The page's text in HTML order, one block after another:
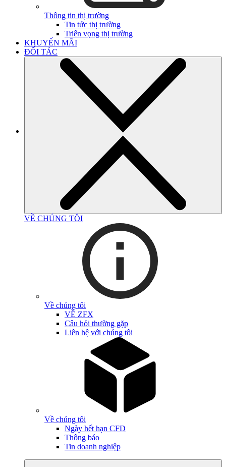
Thông tin thị trường
Tin tức thị trường
Triển vọng thị trường
KHUYẾN MÃI
ĐỐI TÁC
VỀ CHÚNG TÔI
Về chúng tôi
VỀ ZFX
Câu hỏi thường gặp
Liên hệ với chúng tôi
Về chúng tôi
Ngày hết hạn CFD
Thông báo
Tin doanh nghiệp